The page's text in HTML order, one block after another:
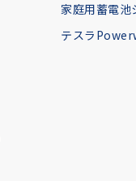
家庭用蓄電池
テスラ